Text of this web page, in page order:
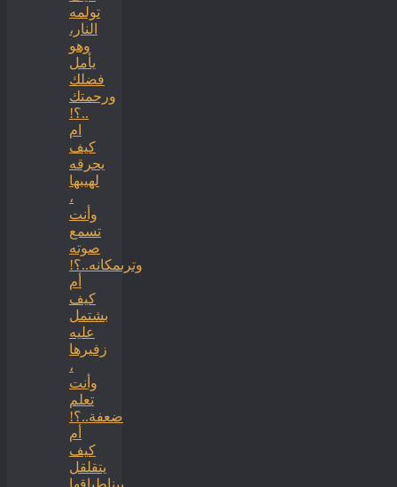
تولمه
النار،
وهو
يأمل
فضلك
ورحمتك
..؟!
ام
كيف
يحرقه
لهيبها
،
وأنت
تسمع
صوته
وترىمكانه..؟!
أم
كيف
بشتمل
عليه
زفيرها
،
وأنت
تعلم
ضعفة..؟!
أم
كيف
يتقلقل